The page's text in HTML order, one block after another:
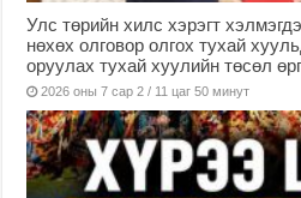
Улс төрийн хилс хэрэгт
нөхөх олговор олгох тухай
оруулах тухай хуулийн төсөл
2026 оны 7 сар 2 / 11 цаг 50 минут